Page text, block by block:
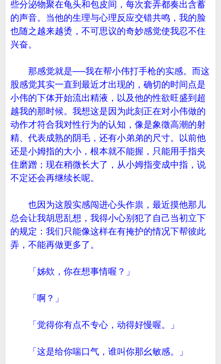
些分泌物聚在龟头和包皮间，每次套弄都奏出含蓄
的声音。当他的生理与心理反应交错共鸣，我的脸
也随之越来越烫，不可思议的奇妙感觉使我忍不住
兴奋。
那感觉就是──我在帮小伟打手枪的实感。而这
股感觉其实一直到最近才出现的，确切的时间点是
小伟的下体开始流出精液，以及他的性欲旺盛到超
越我的那时候。我想这是因为此刻正在对小伟做的
动作才符合我对性行为的认知，像是象徵高潮的射
精、代表成熟的阴毛，还有小弟弟的尺寸。以前他
还是小姆指的大小，根本就不能握，只能用手指夹
住磨蹭；现在稍微长大了，从小姆指变成中指，说
不定还会再继续长呢。
也因为这股实感闯进心头作祟，最近摸他那儿
总会让我胡思乱想，我得小心别犯了自己当初立下
的规定：我们只能像这样在有掩护的情况下帮彼此
弄，不能再做更多了。
「姊欸，你在想事情喔？」
「啊？」
「觉得你有点不专心，动得好慢喔。」
「这是给你喘口气，谁叫你那幺敏感。」